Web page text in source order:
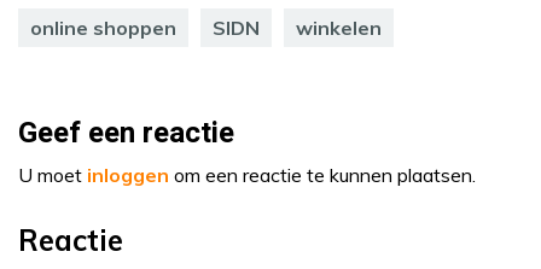
online shoppen SIDN winkelen
Geef een reactie
U moet inloggen om een reactie te kunnen plaatsen.
Reactie